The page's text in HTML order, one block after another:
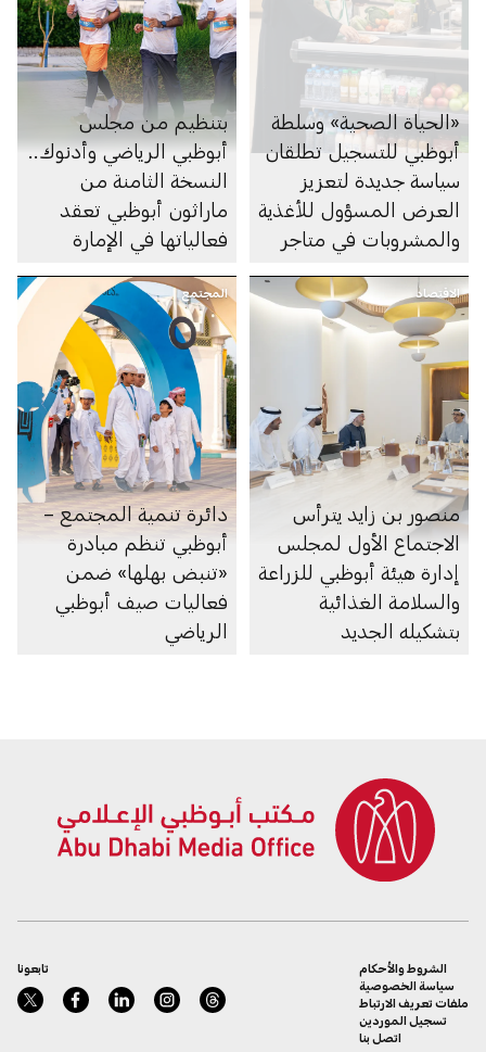
«الحياة الصحية» وسلطة
أبوظبي للتسجيل تطلقان
سياسة جديدة لتعزيز
العرض المسؤول للأغذية
والمشروبات في متاجر
الإلكترونية
بتنظيم من مجلس
أبوظبي الرياضي وأدنوك..
النسخة الثامنة من
ماراثون أبوظبي تعقد
فعالياتها في الإمارة
الاقتصاد
منصور بن زايد يترأس
الاجتماع الأول لمجلس
إدارة هيئة أبوظبي للزراعة
والسلامة الغذائية
بتشكيله الجديد
المجتمع
دائرة تنمية المجتمع –
أبوظبي تنظم مبادرة
«تنبض بهلها» ضمن
فعاليات صيف أبوظبي
الرياضي
تابعونا
الشروط والأحكام
سياسة الخصوصية
ملفات تعريف الارتباط
تسجيل الموردين
اتصل بنا